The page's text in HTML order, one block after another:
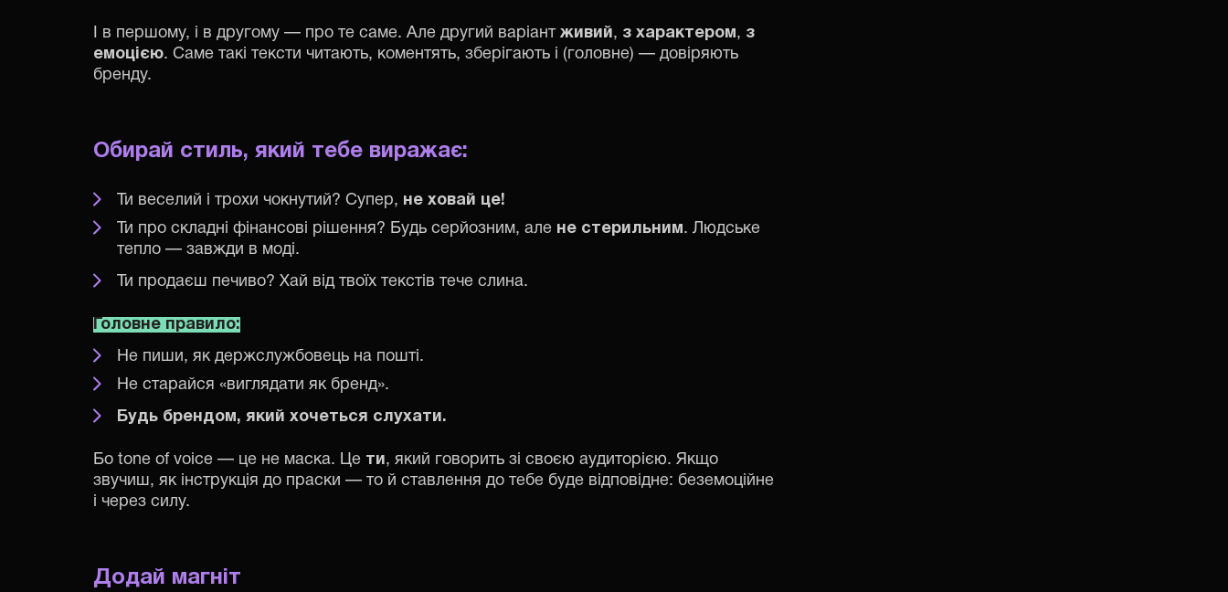
І в першому, і в другому — про те саме. Але другий варіант живий, з характером, з
емоцією. Саме такі тексти читають, коментять, зберігають і (головне) — довіряють
бренду.
Обирай стиль, який тебе виражає:
Ти веселий і трохи чокнутий? Супер, не ховай це!
Ти про складні фінансові рішення? Будь серйозним, але не стерильним. Людське
тепло — завжди в моді.
Ти продаєш печиво? Хай від твоїх текстів тече слина.
Головне правило:
Не пиши, як держслужбовець на пошті.
Не старайся «виглядати як бренд».
Будь брендом, який хочеться слухати.
Бо tone of voice — це не маска. Це ти, який говорить зі своєю аудиторією. Якщо
звучиш, як інструкція до праски — то й ставлення до тебе буде відповідне: беземоційне
і через силу.
Додай магніт